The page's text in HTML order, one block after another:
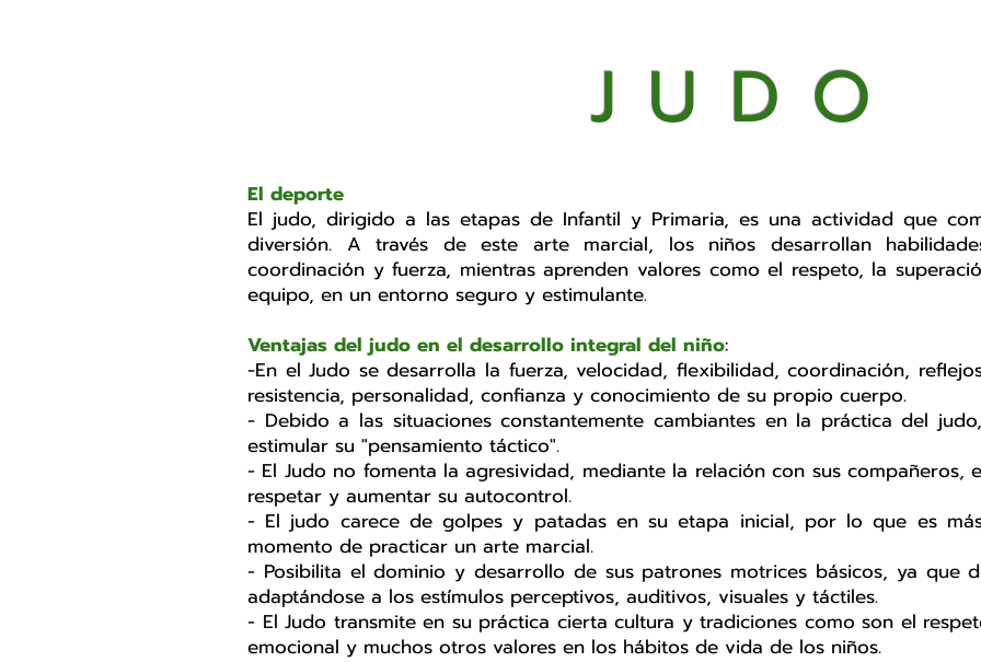
JUDO
El deporte
El judo, dirigido a las etapas de Infantil y Primaria, es una actividad que
diversión. A través de este arte marcial, los niños desarrollan
coordinación y fuerza, mientras aprenden valores como el respeto, la
equipo, en un entorno seguro y estimulante.
Ventajas del judo en el desarrollo integral del niño:
-En el Judo se desarrolla la fuerza, velocidad, flexibilidad, coordinación,
resistencia, personalidad, confianza y conocimiento de su propio cuerpo.
- Debido a las situaciones constantemente cambiantes en la práctica del
estimular su "pensamiento táctico".
- El Judo no fomenta la agresividad, mediante la relación con sus compañeros,
respetar y aumentar su autocontrol.
- El judo carece de golpes y patadas en su etapa inicial, por lo que es
momento de practicar un arte marcial.
- Posibilita el dominio y desarrollo de sus patrones motrices básicos, ya que
adaptándose a los estímulos perceptivos, auditivos, visuales y táctiles.
- El Judo transmite en su práctica cierta cultura y tradiciones como son el
emocional y muchos otros valores en los hábitos de vida de los niños.